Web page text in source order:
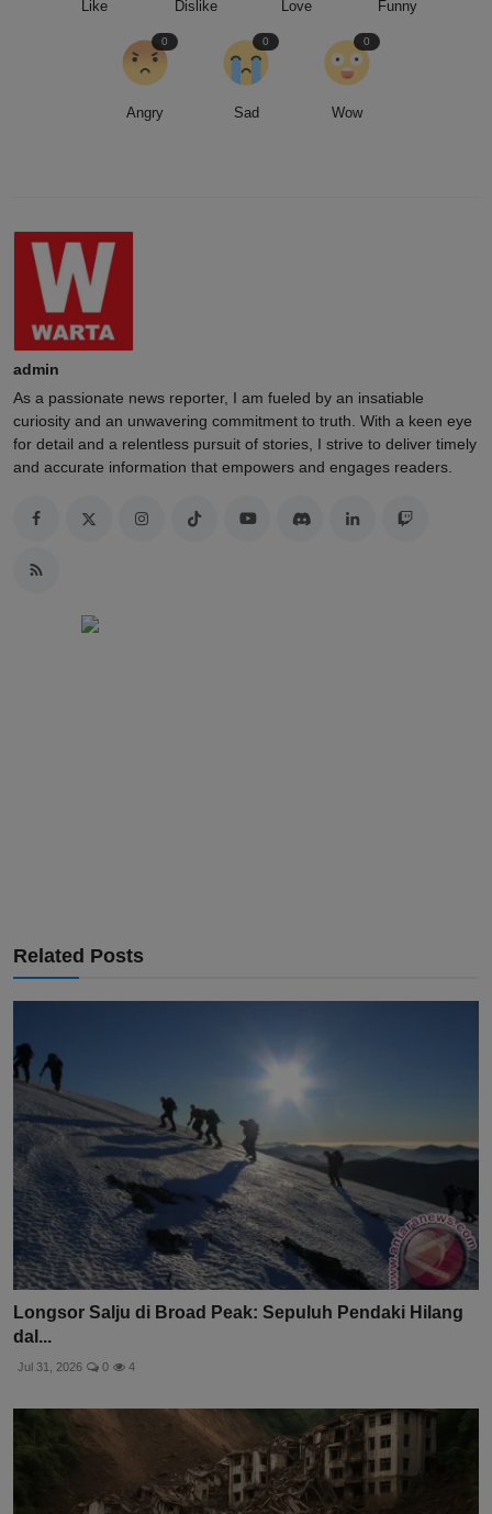
Like Dislike Love Funny
Angry
0
Sad
0
Wow
0
admin
As a passionate news reporter, I am fueled by an insatiable
curiosity and an unwavering commitment to truth. With a keen eye
for detail and a relentless pursuit of stories, I strive to deliver timely
and accurate information that empowers and engages readers.
Related Posts
Longsor Salju di Broad Peak: Sepuluh Pendaki Hilang
dal...
Jul 31, 2026 0 4